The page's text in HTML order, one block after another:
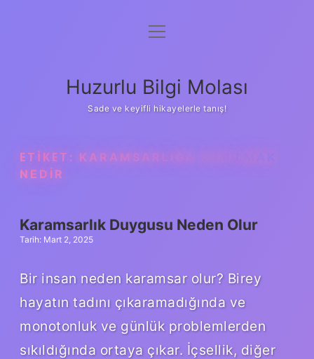
Anasayfa
Yasal Uyarı
menüyü
Huzurlu Bilgi Molası
Sade ve keyifli hikayelerle tanış!
ETIKET: KARAMSARLIĞA KAPILMAK
NEDIR
Karamsarlık Duygusu Neden Olur
Tarih: Mart 2, 2025
Bir insan neden karamsar olur? Birey
hayatın tadını çıkaramadığında ve
monotonluk ve günlük problemlerden
sıkıldığında ortaya çıkar. İçsellik, diğer